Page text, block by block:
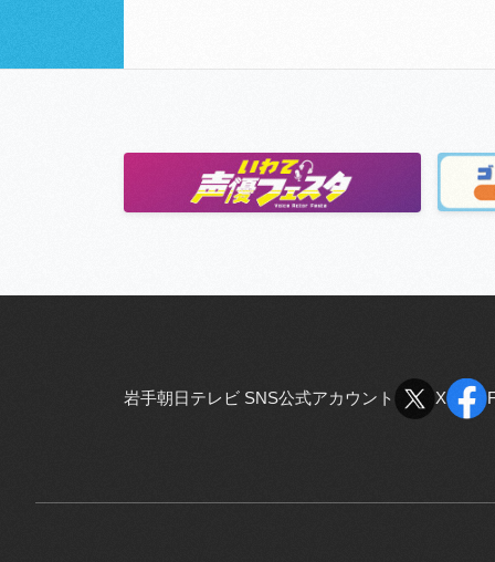
岩手朝日テレビ SNS公式アカウント
X